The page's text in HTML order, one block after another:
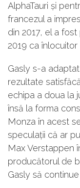
AlphaTauri și
francezul a
din 2017, el a
2019 ca
Gasly s-a
rezultate
echipa a doua la
însă la forma
Monza în acest
speculații că ar
Max Verstappen
producătorul de
Gasly să continue